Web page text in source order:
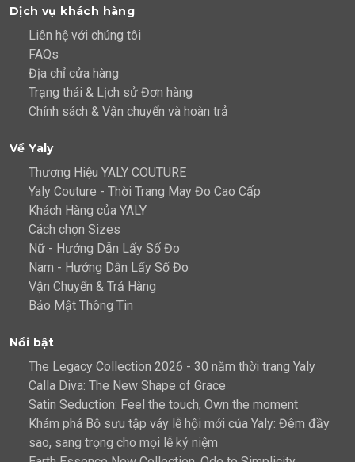
Dịch vụ khách hàng
Liên hệ với chúng tôi
FAQs
Địa chỉ cửa hàng
Trạng thái & Lịch sử Đơn hàng
Chính sách & Vận chuyển và hoàn trả
Về Yaly
Thương Hiệu YALY COUTURE
Yaly Couture - Thời Trang May Đo Cao Cấp
Khách Hàng của YALY
Cách chọn Sizes
Nữ - Hướng Dẫn Lấy Số Đo
Nam - Hướng Dẫn Lấy Số Đo
Vận Chuyển & Trả Hàng
Bảo Mật Thông Tin
Nổi bật
The Legacy Collection 2026 - 30 năm thời trang Yaly
Calla Diva: The New Shape of Grace
Satin Seduction: Feel the touch, Own the moment
Khám phá Bộ sưu tập váy lễ hội mới của Yaly: Đêm đầy
sao, sang trọng cho mọi lễ kỷ niệm